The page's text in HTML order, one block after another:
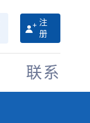
注
册
联系